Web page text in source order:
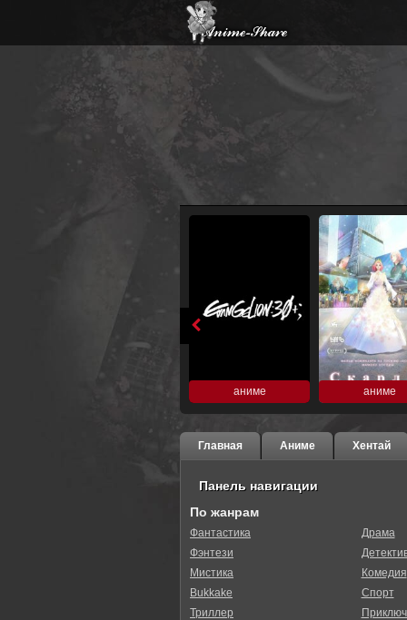
аниме аниме
Главная Аниме Хентай
Панель навигации
По жанрам
Фантастика
Фэнтези
Мистика
Bukkake
Триллер
Драма
Комедия
Спорт